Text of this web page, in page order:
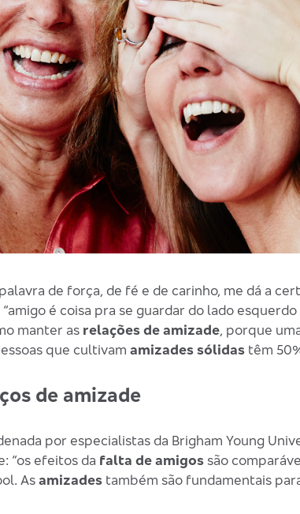
de força, de fé e de carinho, me dá a
é coisa pra se guardar do lado
manter as relações de amizade, porque
que cultivam amizades sólidastêm
de amizade
por especialistas da Brigham Young
“os efeitos da falta de amigossão
Asamizadestambém são fundamentais